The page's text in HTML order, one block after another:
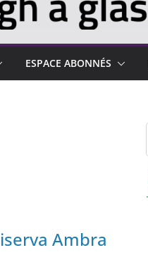
ESPACE ABONNÉS
Ambra